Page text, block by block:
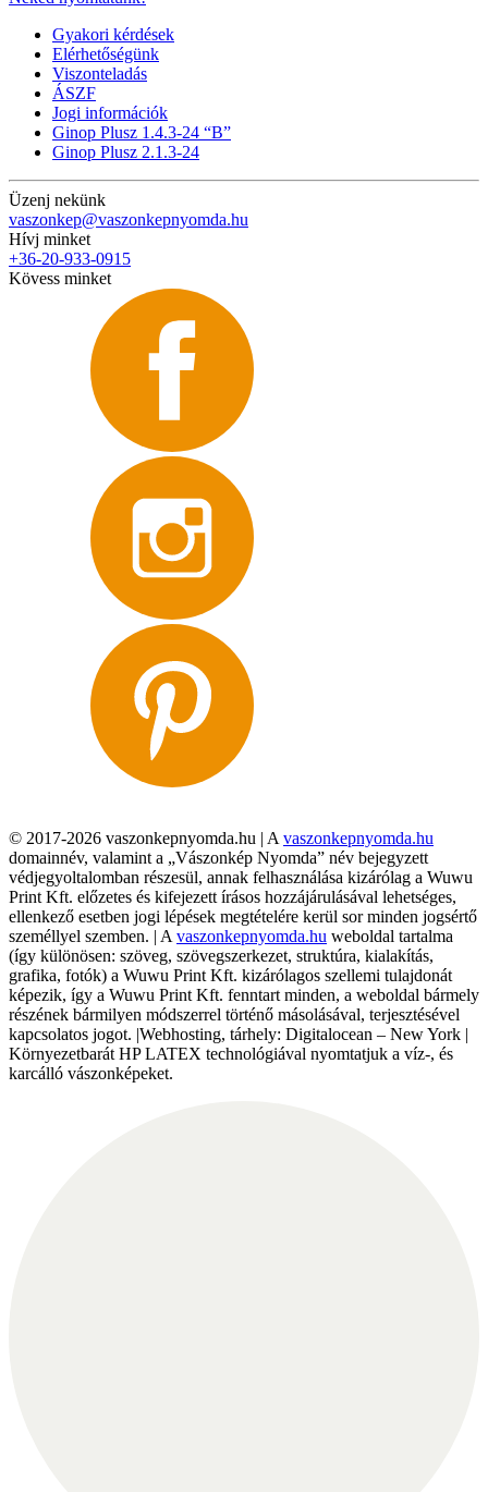
Gyakori kérdések
Elérhetőségünk
Viszonteladás
ÁSZF
Jogi információk
Ginop Plusz 1.4.3-24 “B”
Ginop Plusz 2.1.3-24
Üzenj nekünk
vaszonkep@vaszonkepnyomda.hu
Hívj minket
+36-20-933-0915
Kövess minket
© 2017-2026 vaszonkepnyomda.hu | A vaszonkepnyomda.hu
domainnév, valamint a „Vászonkép Nyomda” név bejegyzett
védjegyoltalomban részesül, annak felhasználása kizárólag a Wuwu
Print Kft. előzetes és kifejezett írásos hozzájárulásával lehetséges,
ellenkező esetben jogi lépések megtételére kerül sor minden jogsértő
személlyel szemben. | A vaszonkepnyomda.hu weboldal tartalma
(így különösen: szöveg, szövegszerkezet, struktúra, kialakítás,
grafika, fotók) a Wuwu Print Kft. kizárólagos szellemi tulajdonát
képezik, így a Wuwu Print Kft. fenntart minden, a weboldal bármely
részének bármilyen módszerrel történő másolásával, terjesztésével
kapcsolatos jogot. |Webhosting, tárhely: Digitalocean – New York |
Környezetbarát HP LATEX technológiával nyomtatjuk a víz-, és
karcálló vászonképeket.